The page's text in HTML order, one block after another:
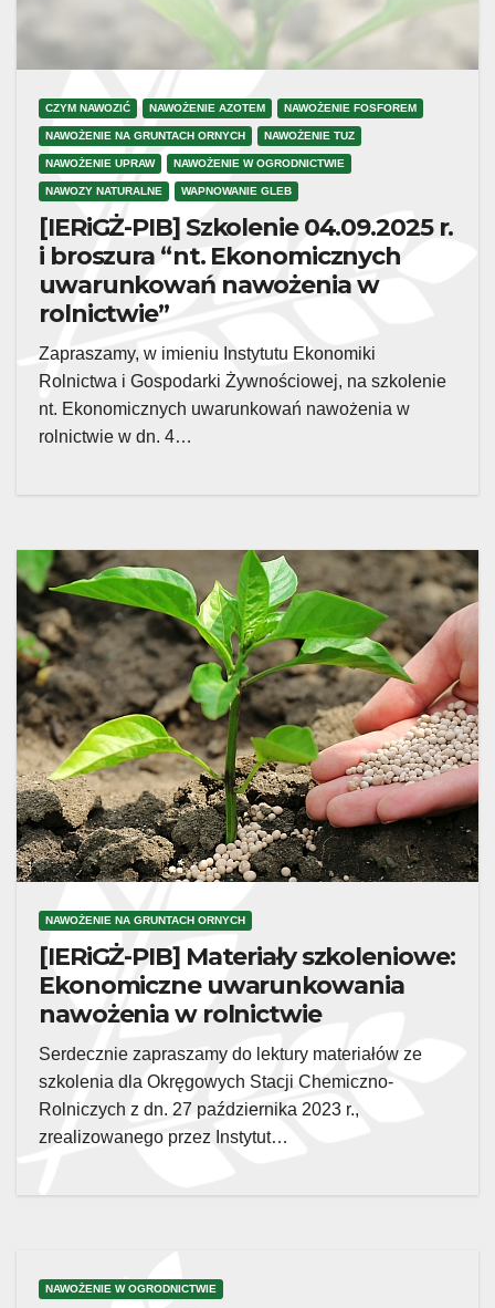
CZYM NAWOZIĆ NAWOŻENIE AZOTEM NAWOŻENIE FOSFOREM
NAWOŻENIE NA GRUNTACH ORNYCH NAWOŻENIE TUZ
NAWOŻENIE UPRAW NAWOŻENIE W OGRODNICTWIE
NAWOZY NATURALNE WAPNOWANIE GLEB
[IERiGŻ-PIB] Szkolenie 04.09.2025 r.
i broszura “nt. Ekonomicznych
uwarunkowań nawożenia w
rolnictwie”
Zapraszamy, w imieniu Instytutu Ekonomiki
Rolnictwa i Gospodarki Żywnościowej, na szkolenie
nt. Ekonomicznych uwarunkowań nawożenia w
rolnictwie w dn. 4…
NAWOŻENIE NA GRUNTACH ORNYCH
[IERiGŻ-PIB] Materiały szkoleniowe:
Ekonomiczne uwarunkowania
nawożenia w rolnictwie
Serdecznie zapraszamy do lektury materiałów ze
szkolenia dla Okręgowych Stacji Chemiczno-
Rolniczych z dn. 27 października 2023 r.,
zrealizowanego przez Instytut…
NAWOŻENIE W OGRODNICTWIE